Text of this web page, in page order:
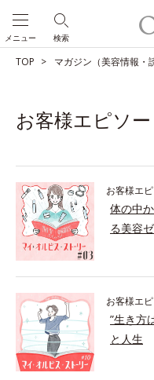
検索
メニュー
TOP マガジン（美容情報・
お客様エピソ
お客様エ
体の中
る美容
お客様エ
”生き方
と人生